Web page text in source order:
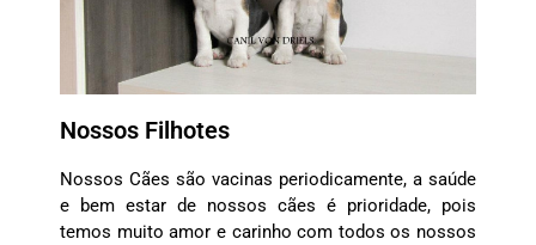
Nossos Filhotes
Nossos Cães são vacinas periodicamente, a saúde
e bem estar de nossos cães é prioridade, pois
temos muito amor e carinho com todos os nossos